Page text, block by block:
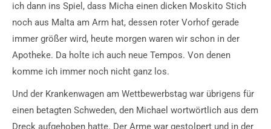
ich dann ins Spiel, dass Micha einen dicken Moskito Stich
noch aus Malta am Arm hat, dessen roter Vorhof gerade
immer größer wird, heute morgen waren wir schon in der
Apotheke. Da holte ich auch neue Tempos. Von denen
komme ich immer noch nicht ganz los.
Und der Krankenwagen am Wettbewerbstag war übrigens für
einen betagten Schweden, den Michael wortwörtlich aus dem
Dreck aufgehoben hatte. Der Arme war gestolpert und in der